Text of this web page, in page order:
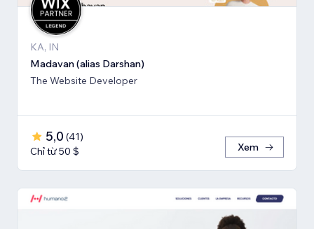
KA, IN
Madavan (alias Darshan)
The Website Developer
5,0 (41)
Chỉ từ 50 $
Xem